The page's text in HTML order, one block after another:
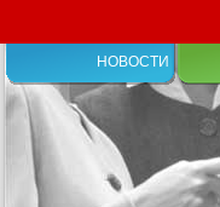
НОВОСТИ